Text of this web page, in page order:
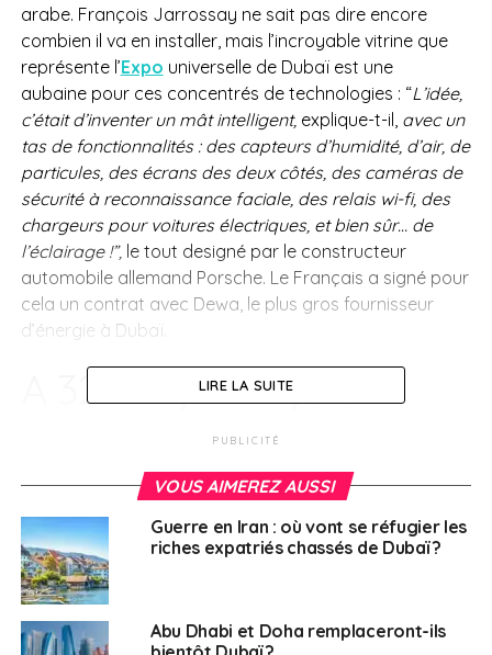
arabe. François Jarrossay ne sait pas dire encore
combien il va en installer, mais l’incroyable vitrine que
représente l’Expo universelle de Dubaï est une
aubaine pour ces concentrés de technologies : “L’idée,
c’était d’inventer un mât intelligent, explique-t-il, avec un
tas de fonctionnalités : des capteurs d’humidité, d’air, de
particules, des écrans des deux côtés, des caméras de
sécurité à reconnaissance faciale, des relais wi-fi, des
chargeurs pour voitures électriques, et bien sûr… de
l’éclairage !”, le tout designé par le constructeur
automobile allemand Porsche. Le Français a signé pour
cela un contrat avec Dewa, le plus gros fournisseur
d’énergie à Dubaï.
A 32 ans, François
Jarrossay n’en est pas
à son premier coup
C’est aussi sa société qui a décroché le marché de
l’éclairage du Louvre Abou Dhabi, le musée dessiné par
Jean Nouvel et ouvert en 2017.
mesure,se souvient-il.
éclairage au plafond, tous indirects, et un puits de
LIRE LA SUITE
PUBLICITÉ
VOUS AIMEREZ AUSSI
Guerre en Iran : où vont se réfugier les
riches expatriés chassés de Dubaï ?
Abu Dhabi et Doha remplaceront-ils